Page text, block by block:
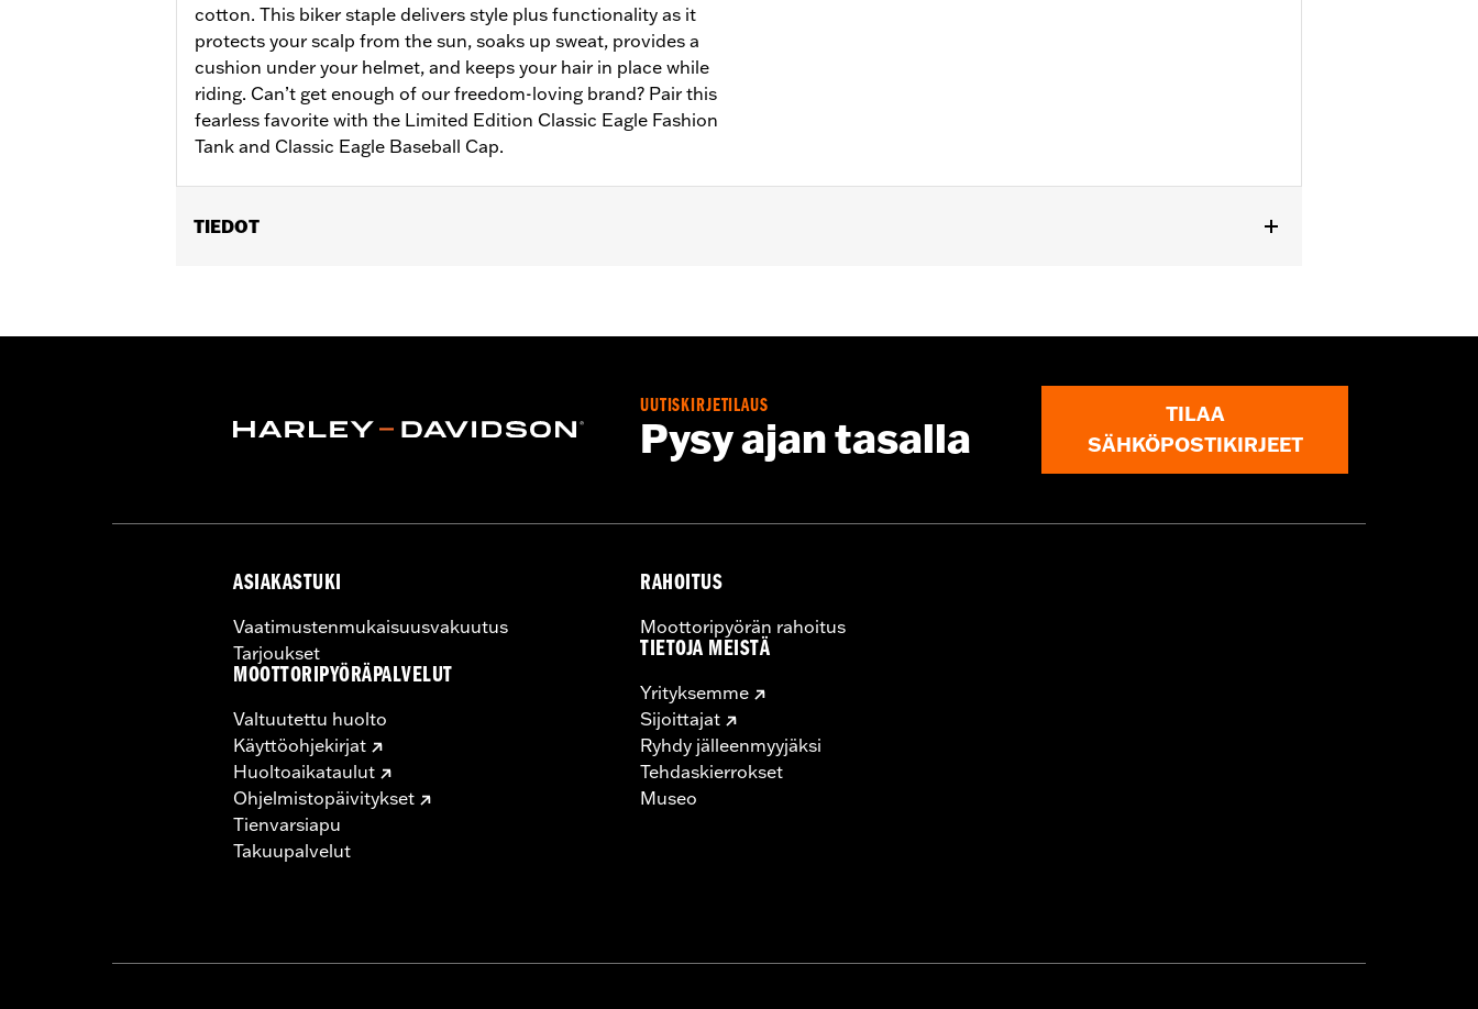
cotton. This biker staple delivers style plus functionality as it
protects your scalp from the sun, soaks up sweat, provides a
cushion under your helmet, and keeps your hair in place while
riding. Can’t get enough of our freedom-loving brand? Pair this
fearless favorite with the Limited Edition Classic Eagle Fashion
Tank and Classic Eagle Baseball Cap.
TIEDOT
Origin:Imported
UUTISKIRJETILAUS
Pysy ajan tasalla
TILAA
SÄHKÖPOSTIKIRJEET
ASIAKASTUKI
Vaatimustenmukaisuusvakuutus
Tarjoukset
MOOTTORIPYÖRÄPALVELUT
Valtuutettu huolto
Käyttöohjekirjat
Huoltoaikataulut
Ohjelmistopäivitykset
Tienvarsiapu
Takuupalvelut
RAHOITUS
Moottoripyörän rahoitus
TIETOJA MEISTÄ
Yrityksemme
Sijoittajat
Ryhdy jälleenmyyjäksi
Tehdaskierrokset
Museo